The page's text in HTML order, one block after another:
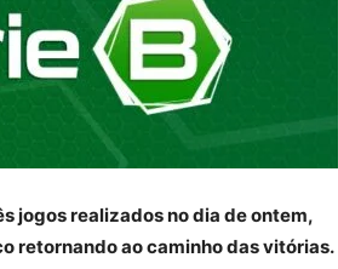
jogos realizados no dia de ontem,
retornando ao caminho das vitórias.